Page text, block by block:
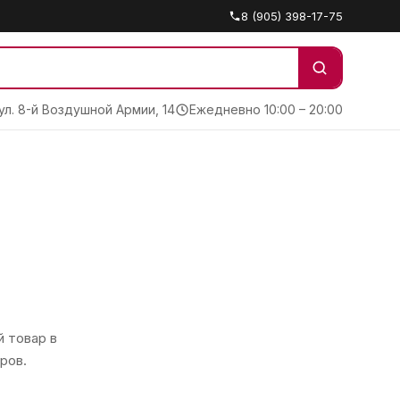
8 (905) 398-17-75
8-й Воздушной Армии, 14 Ежедневно 10:00 – 20:00
товар в